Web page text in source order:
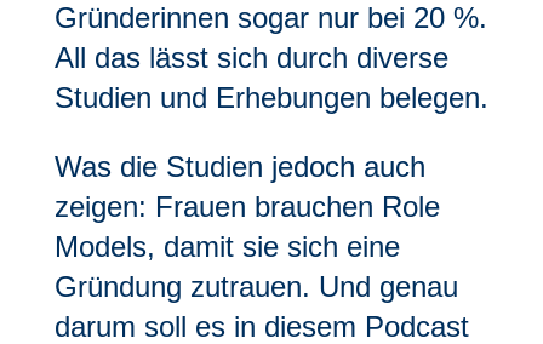
Gründerinnen sogar nur bei 20 %.
All das lässt sich durch diverse
Studien und Erhebungen belegen.
Was die Studien jedoch auch
zeigen: Frauen brauchen Role
Models, damit sie sich eine
Gründung zutrauen. Und genau
darum soll es in diesem Podcast